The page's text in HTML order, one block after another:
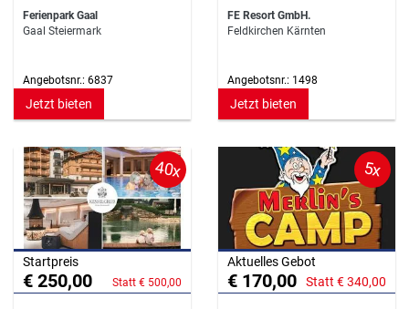
Ferienpark Gaal
Gaal Steiermark
Angebotsnr.: 6837
Jetzt bieten
FE Resort GmbH.
Feldkirchen Kärnten
Angebotsnr.: 1498
Jetzt bieten
40x
Startpreis
€ 250,00 Statt € 500,00
5x
Aktuelles Gebot
€ 170,00 Statt € 340,00